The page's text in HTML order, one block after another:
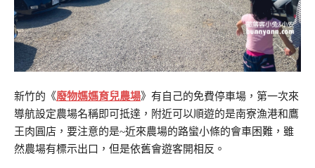
新竹的《廢物媽媽育兒農場》有自己的免費停車場，第一次來
導航設定農場名稱即可抵達，附近可以順遊的是南寮漁港和鷹
王肉圓店，要注意的是~近來農場的路蠻小條的會車困難，雖
然農場有標示出口，但是依舊會遊客開相反。